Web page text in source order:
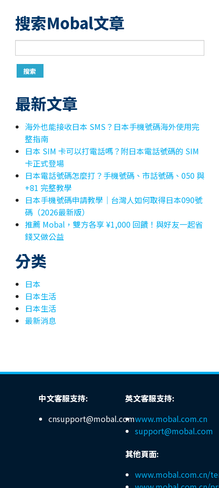
搜索Mobal文章
最新文章
海外也能接收日本 SMS？日本手機號碼海外使用完
整指南
日本 SIM 卡可以打電話嗎？附日本電話號碼的 SIM
卡正式登場
日本電話號碼怎麼打？手機號碼、市話號碼、050 與
+81 完整教學
日本手機號碼申請教學｜台灣人如何取得日本090號
碼（2026最新版）
推薦 Mobal，雙方各享 ¥1,000 回饋！與好友一起省
錢又做公益
分类
日本
日本生活
日本生活
最新消息
中文客服支持:
cnsupport@mobal.com
英文客服支持:
www.mobal.com.cn
support@mobal.com
其他頁面:
www.mobal.com.cn/